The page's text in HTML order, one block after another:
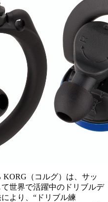
（コルグ）は、サッ
世界で活躍中のドリブルデ
より、“ドリブル練